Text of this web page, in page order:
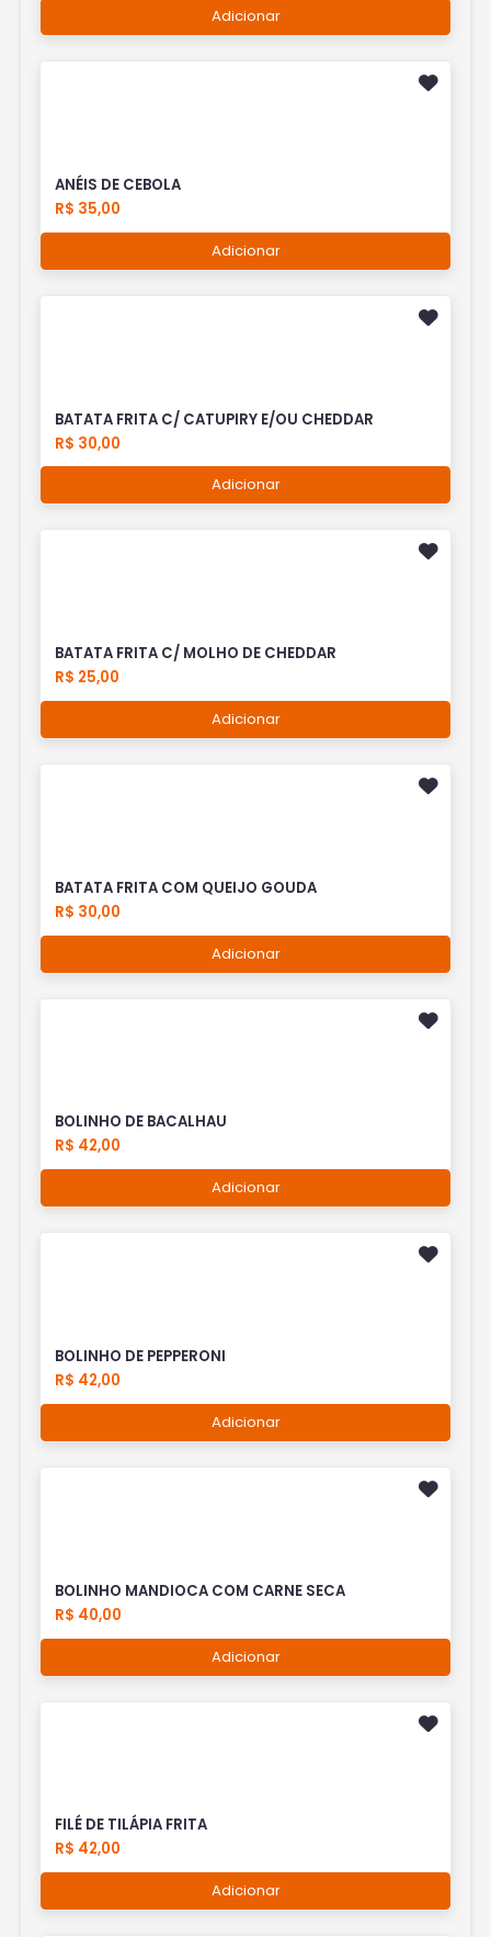
Adicionar
ANÉIS DE CEBOLA
R$ 35,00
Adicionar
BATATA FRITA C/ CATUPIRY E/OU CHEDDAR
R$ 30,00
Adicionar
BATATA FRITA C/ MOLHO DE CHEDDAR
R$ 25,00
Adicionar
BATATA FRITA COM QUEIJO GOUDA
R$ 30,00
Adicionar
BOLINHO DE BACALHAU
R$ 42,00
Adicionar
BOLINHO DE PEPPERONI
R$ 42,00
Adicionar
BOLINHO MANDIOCA COM CARNE SECA
R$ 40,00
Adicionar
FILÉ DE TILÁPIA FRITA
R$ 42,00
Adicionar